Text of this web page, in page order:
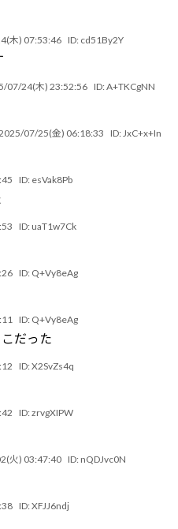
木) 07:53:46 ID: cd51By2Y
07/24(木) 23:52:56 ID:A+TKCgNN
07/25(金) 06:18:33 ID:JxC+x+In
ID: esVak8Pb
ID: uaT1w7Ck
ID: Q+Vy8eAg
ID: Q+Vy8eAg
だった
ID:X2SvZs4q
ID:zrvgXIPW
火) 03:47:40 ID: nQDJvc0N
ID:XFJJ6ndj